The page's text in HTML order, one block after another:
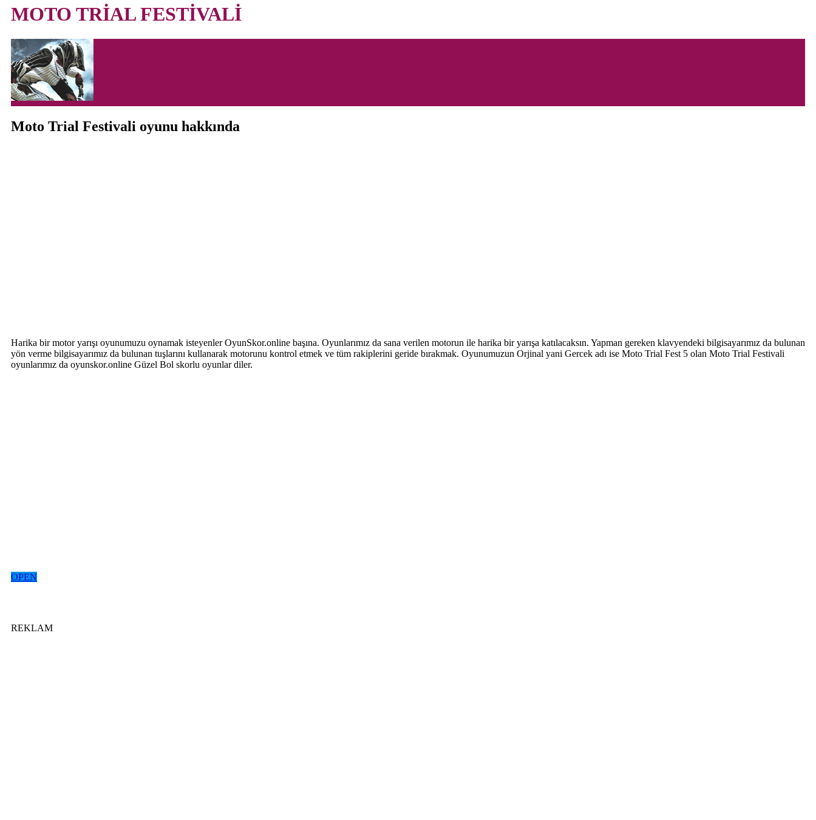
MOTO TRİAL FESTİVALİ
Moto Trial Festivali oyunu hakkında
Harika bir motor yarışı oyunumuzu oynamak isteyenler OyunSkor.online başına. Oyunlarımız da sana verilen motorun ile harika bir yarışa katılacaksın. Yapman gereken klavyendeki bilgisayarımız da bulunan
yön verme bilgisayarımız da bulunan tuşlarını kullanarak motorunu kontrol etmek ve tüm rakiplerini geride bırakmak. Oyunumuzun Orjinal yani Gercek adı ise Moto Trial Fest 5 olan Moto Trial Festivali
oyunlarımız da oyunskor.online Güzel Bol skorlu oyunlar diler.
OPEN
REKLAM